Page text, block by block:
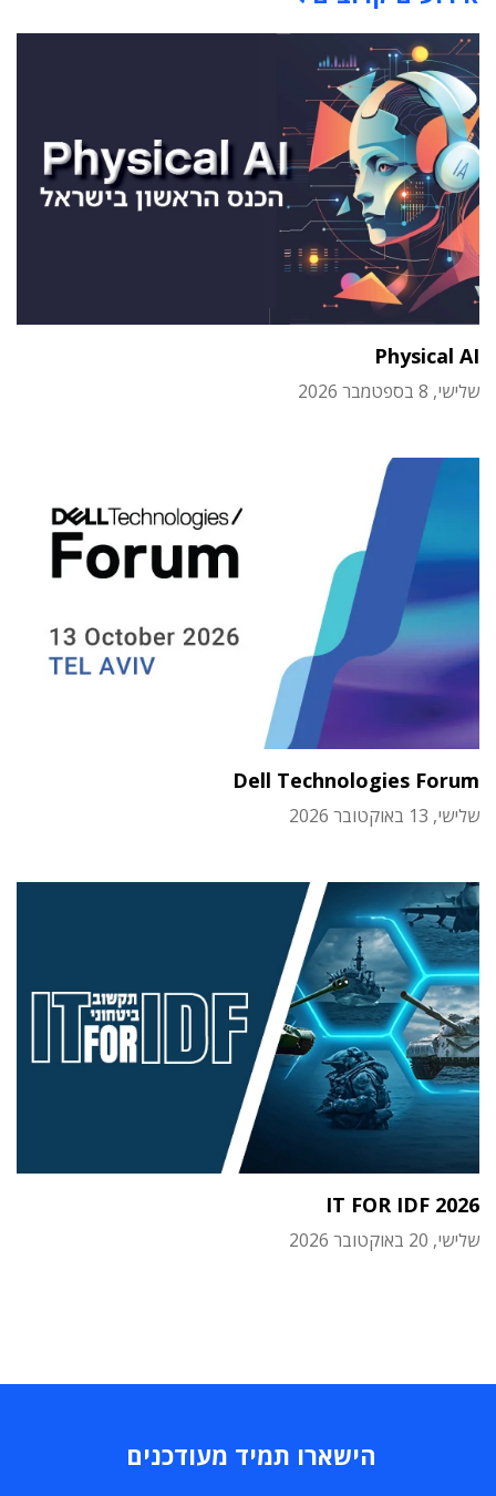
Physical AI
שלישי, 8 בספטמבר 2026
Dell Technologies Forum
שלישי, 13 באוקטובר 2026
IT FOR IDF 2026
שלישי, 20 באוקטובר 2026
הישארו תמיד מעודכנים